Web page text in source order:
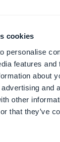
cookies
personalise
features and
about
and
other
that they’ve